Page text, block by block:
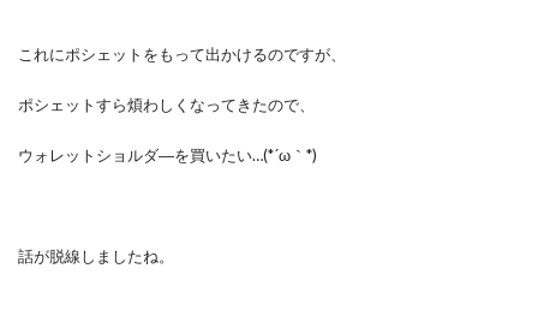
これにポシェットをもって出かけるのですが、
ポシェットすら煩わしくなってきたので、
ウォレットショルダ―を買いたい…(*´ω｀*)
話が脱線しましたね。